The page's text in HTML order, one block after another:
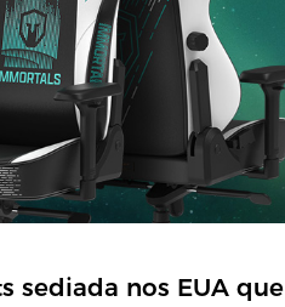
sediada nos EUA que